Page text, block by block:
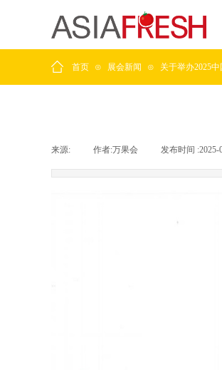
首页 ⊙ 展会新闻 ⊙ 关于举办2025
来源: 作者:万果会 发布时间 :2025-